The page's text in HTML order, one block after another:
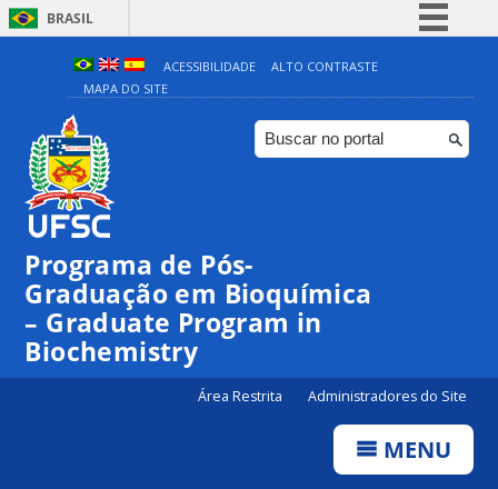
BRASIL
Simplifique!
Comunica BR
Participe
ACESSIBILIDADE
ALTO CONTRASTE
MAPA DO SITE
Programa de Pós-
Graduação em Bioquímica
– Graduate Program in
Biochemistry
Área Restrita Administradores do Site
MENU